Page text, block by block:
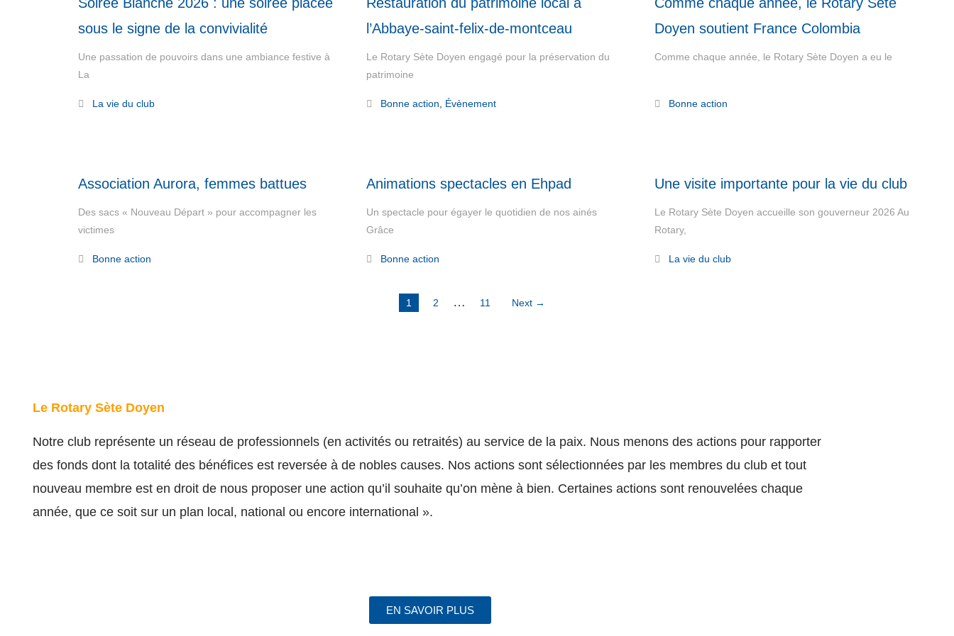
sous le signe de la convivialité
Une passation de pouvoirs dans une ambiance festive à
La
La vie du club
l’Abbaye-saint-felix-de-montceau
Le Rotary Sète Doyen engagé pour la préservation du
patrimoine
Bonne action Évènement
Doyen soutient France Colombia
Comme chaque année, le Rotary Sète Doyen a eu le
Bonne action
Association Aurora, femmes battues
Des sacs « Nouveau Départ » pour accompagner les
victimes
Bonne action
Animations spectacles en Ehpad
Un spectacle pour égayer le quotidien de nos ainés
Grâce
Bonne action
Une visite importante pour la vie du club
Le Rotary Sète Doyen accueille son gouverneur 2026 Au
Rotary,
La vie du club
1 2 … 11 Next →
Le Rotary Sète Doyen
Notre club représente un réseau de professionnels (en activités ou retraités) au service de la paix. Nous menons des actions pour rapporter
des fonds dont la totalité des bénéfices est reversée à de nobles causes. Nos actions sont sélectionnées par les membres du club et tout
nouveau membre est en droit de nous proposer une action qu’il souhaite qu’on mène à bien. Certaines actions sont renouvelées chaque
année, que ce soit sur un plan local, national ou encore international ».
EN SAVOIR PLUS